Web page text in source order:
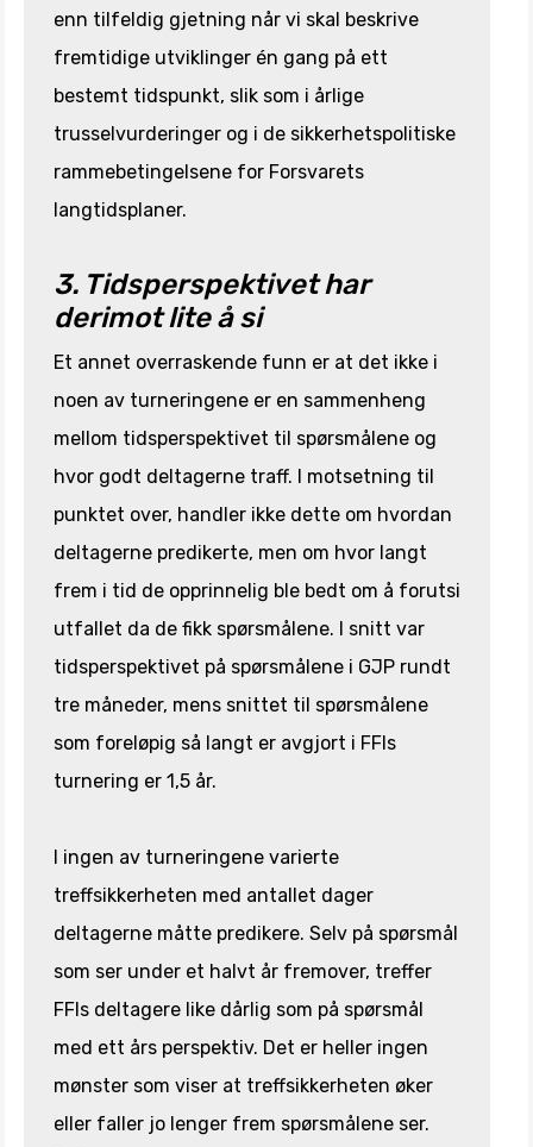
enn tilfeldig gjetning når vi skal beskrive
fremtidige utviklinger én gang på ett
bestemt tidspunkt, slik som i årlige
trusselvurderinger og i de sikkerhetspolitiske
rammebetingelsene for Forsvarets
langtidsplaner.
3. Tidsperspektivet har
derimot lite å si
Et annet overraskende funn er at det ikke i
noen av turneringene er en sammenheng
mellom tidsperspektivet til spørsmålene og
hvor godt deltagerne traff. I motsetning til
punktet over, handler ikke dette om hvordan
deltagerne predikerte, men om hvor langt
frem i tid de opprinnelig ble bedt om å forutsi
utfallet da de fikk spørsmålene. I snitt var
tidsperspektivet på spørsmålene i GJP rundt
tre måneder, mens snittet til spørsmålene
som foreløpig så langt er avgjort i FFIs
turnering er 1,5 år.
I ingen av turneringene varierte
treffsikkerheten med antallet dager
deltagerne måtte predikere. Selv på spørsmål
som ser under et halvt år fremover, treffer
FFIs deltagere like dårlig som på spørsmål
med ett års perspektiv. Det er heller ingen
mønster som viser at treffsikkerheten øker
eller faller jo lenger frem spørsmålene ser.